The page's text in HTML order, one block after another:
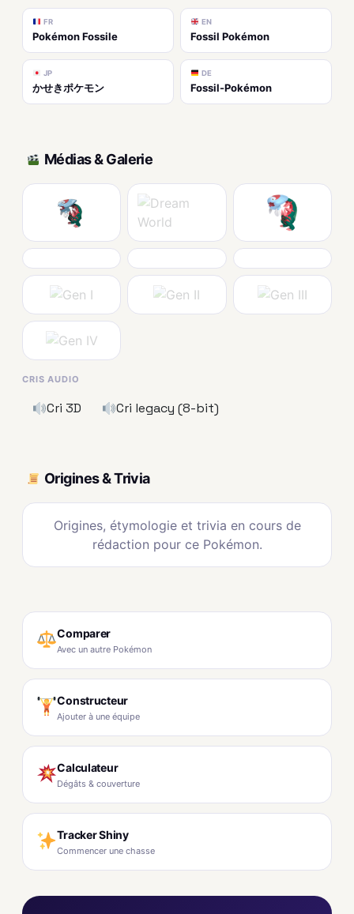
FR
Pokémon Fossile
EN
Fossil Pokémon
JP
かせきポケモン
DE
Fossil-Pokémon
Médias & Galerie
CRIS AUDIO
Cri 3D Cri legacy (8-bit)
Origines & Trivia
Origines, étymologie et trivia en cours de
rédaction pour ce Pokémon.
Comparer
Avec un autre Pokémon
Constructeur
Ajouter à une équipe
Calculateur
Dégâts & couverture
Tracker Shiny
Commencer une chasse